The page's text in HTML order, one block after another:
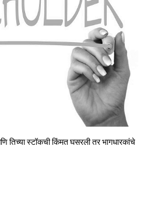
स्टॉकची किंमत घसरली तर भागधारकांचे